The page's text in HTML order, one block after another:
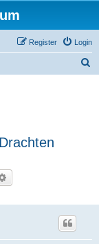
Login
Register